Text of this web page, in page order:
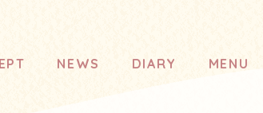
NEWS DIARY MENU